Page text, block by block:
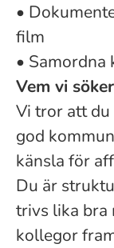
•
film
• Samordna
Vem vi söker
Vi tror att du
god
känsla för
Du är
trivs lika bra
kollegor